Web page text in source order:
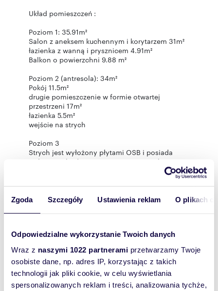
Zgoda Szczegóły Ustawienia reklam O plikach
Odpowiedzialne wykorzystanie Twoich danych
Wraz z naszymi 1022 partnerami przetwarzamy Twoje
osobiste dane, np. adres IP, korzystając z takich
technologii jak pliki cookie, w celu wyświetlania
spersonalizowanych reklam i treści, analizowania tychże,
Układ pomieszczeń :
Poziom 1: 35.91m²
Salon z aneksem kuchennym i korytarzem 31m²
łazienka z wanną i prysznicem 4.91m²
Balkon o powierzchni 9.88 m²
Poziom 2 (antresola): 34m²
Pokój 11.5m²
drugie pomieszczenie w formie otwartej
przestrzeni 17m²
łazienka 5.5m²
wejście na strych
Poziom 3
Strych jest wyłożony płytami OSB i posiada
wyłaz ze schodami otwierany z antresoli. Jest
Mieszkanie jest świeżo odmalowane i gotowe do
bateria wannowa, umywalkowa i deszczownica.
nie była używana. Kanapa wraz ze stolikiem
kawowym oraz stół kuchenny i pralka w górnej
łazience zostają na wyposażeniu mieszkania.
Chętnych zapraszam do kontaktu i zobaczenia
mieszkania!